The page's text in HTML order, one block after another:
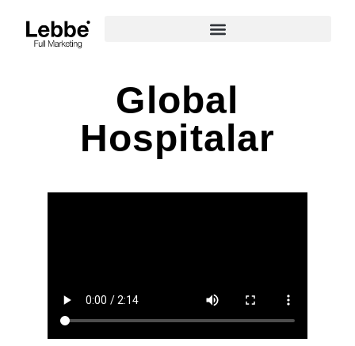
Global
Hospitalar